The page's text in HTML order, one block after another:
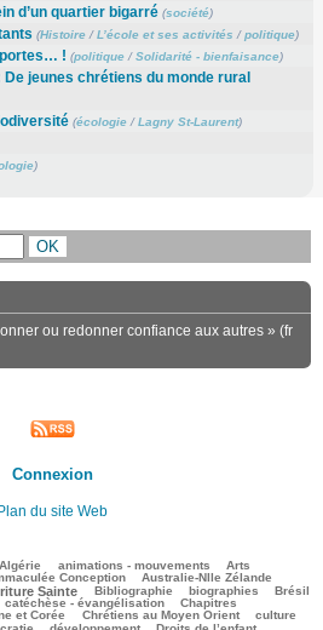
d’un quartier bigarré (société)
(Histoire/L’école et ses activités /politique)
portes… ! (politique/Solidarité - bienfaisance)
jeunes chrétiens du monde rural
(écologie/Lagny St-Laurent)
)
ou redonner confiance aux autres » (fr
Connexion
Plan du site Web
Algérie animations - mouvements Arts
Conception
Australie-Nlle Zélande
Sainte Bibliographie biographies Brésil
catéchèse - évangélisation Chapitres
et Corée Chrétiens au Moyen Orient culture